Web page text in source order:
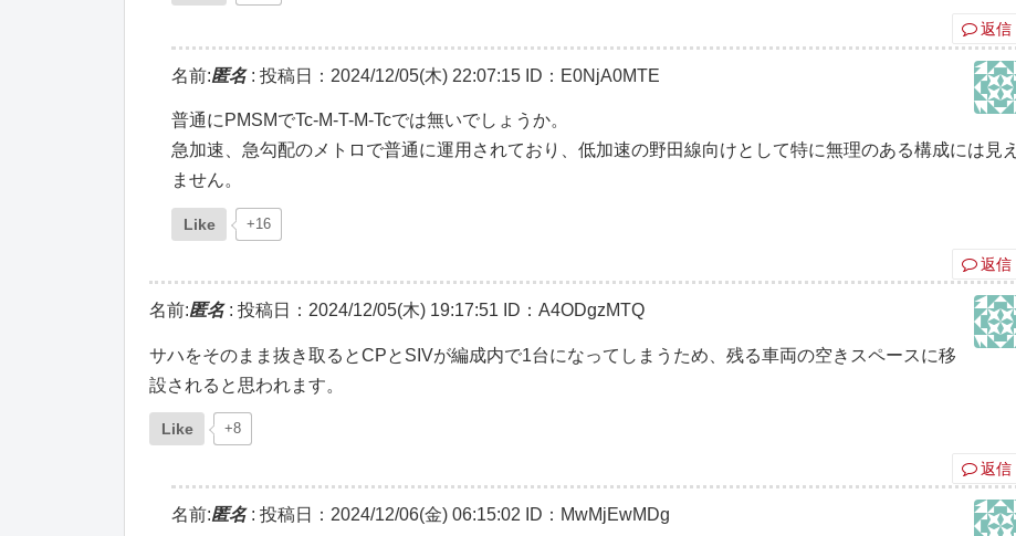
返信
名前:匿名: 投稿日：2024/12/05(木) 22:07:15 ID：E0NjA0MTE
普通にPMSMでTc-M-T-M-Tcでは無いでしょうか。
急加速、急勾配のメトロで普通に運用されており、低加速の野田線向けとして特に無理のある構成には見え
ません。
Like +16
返信
名前:匿名: 投稿日：2024/12/05(木) 19:17:51 ID：A4ODgzMTQ
サハをそのまま抜き取るとCPとSIVが編成内で1台になってしまうため、残る車両の空きスペースに移
設されると思われます。
Like +8
返信
名前:匿名: 投稿日：2024/12/06(金) 06:15:02 ID：MwMjEwMDg